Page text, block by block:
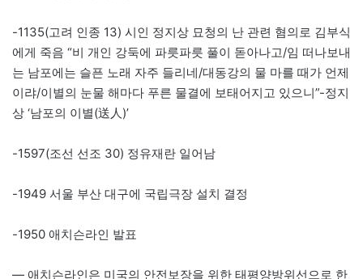
-1135(고려 인종 13) 시인 정지상 묘청의 난 관련 혐의로 김부식
에게 죽음 “비 개인 강둑에 파릇파릇 풀이 돋아나고/임 떠나보내
는 남포에는 슬픈 노래 자주 들리네/대동강의 물 마를 때가 언제
이랴/이별의 눈물 해마다 푸른 물결에 보태어지고 있으니”-정지
상 ‘남포의 이별(送人)’
-1597(조선 선조 30) 정유재란 일어남
-1949 서울 부산 대구에 국립극장 설치 결정
-1950 애치슨라인 발표
— 애치슨라인은 미국의 안전보장을 위한 태평양방위선으로 한